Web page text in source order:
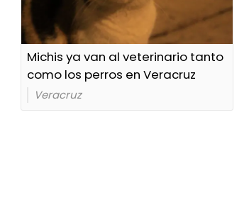
Michis ya van al veterinario tanto
como los perros en Veracruz
Veracruz